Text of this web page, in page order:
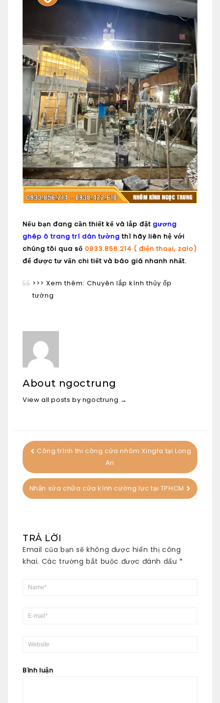
Nếu bạn đang cần thiết kế và lắp đặt gương
ghép ô trang trí dán tường thì hãy liên hệ với
chúng tôi qua số 0933.856.214 ( điện thoại, zalo)
để được tư vấn chi tiết và báo giá nhanh nhất.
>>> Xem thêm: Chuyên lắp kính thủy ốp
tường
About ngoctrung
View all posts by ngoctrung →
Công trình thi công cửa nhôm Xingfa tại Long
An
Nhận sửa chữa cửa kính cường lực tại TPHCM
TRẢ LỜI
Email của bạn sẽ không được hiển thị công
khai. Các trường bắt buộc được đánh dấu *
Bình luận